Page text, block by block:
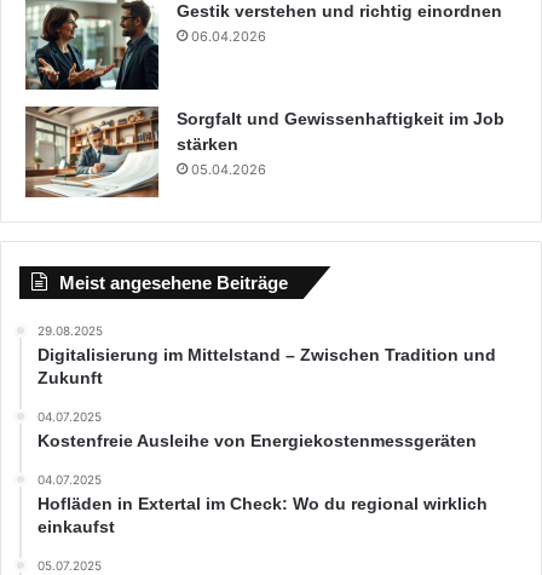
Gestik verstehen und richtig einordnen
06.04.2026
Sorgfalt und Gewissenhaftigkeit im Job
stärken
05.04.2026
Meist angesehene Beiträge
29.08.2025
Digitalisierung im Mittelstand – Zwischen Tradition und
Zukunft
04.07.2025
Kostenfreie Ausleihe von Energiekostenmessgeräten
04.07.2025
Hofläden in Extertal im Check: Wo du regional wirklich
einkaufst
05.07.2025